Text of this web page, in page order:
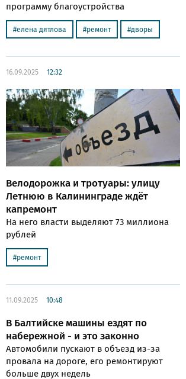
программу благоустройства
елена дятлова ремонт дворы
16.09.2025 12:32
Велодорожка и тротуары: улицу
Летнюю в Калининграде ждёт
капремонт
На него власти выделяют 73 миллиона
рублей
ремонт
11.09.2025 10:48
В Балтийске машины ездят по
набережной - и это законно
Автомобили пускают в объезд из-за
провала на дороге, его ремонтируют
больше двух недель